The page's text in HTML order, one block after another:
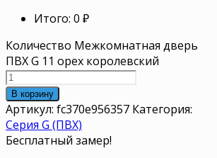
Итого: 0 ₽
Количество Межкомнатная дверь
ПВХ G 11 орех королевский
В корзину
Артикул: fc370e956357 Категория:
Серия G (ПВХ)
Бесплатный замер!